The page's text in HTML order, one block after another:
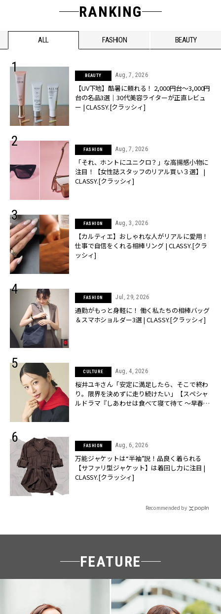
RANKING
ALL FASHION BEAUTY
BEAUTY Aug, 7, 2026
【UV下地】酷暑に頼れる！ 2,000円台〜3,000円
台の名品3選｜30代美容ライターが正直レビュ
ー | CLASSY.[クラッシィ]
FASHION Aug, 7, 2026
「それ、ホントにユニクロ？」な高揚感小物に
注目！【女性誌スタッフのリアル買い３選】 |
CLASSY.[クラッシィ]
FASHION Aug, 3, 2026
【カルティエ】おしゃれな人がリアルに愛用！
仕事で自信をくれる相棒リング | CLASSY.[クラ
ッシィ]
FASHION Jul, 29, 2026
通勤がもっと身軽に！ 働く私たちの相棒バッグ
＆スマホショルダー3選 | CLASSY.[クラッシィ]
CULTURE Aug, 4, 2026
桜井ユキさん「安定に満足したら、そこで終わ
り。限界を決めずに走り続けたい」【スペシャ
ルドラマ『しあわせは食べて寝て待て ～早春の
FASHION Aug, 6, 2026
万能ジャケットは“半袖”説！品良く着られる
【サファリ型ジャケット】は着回し力に注目 |
CLASSY.[クラッシィ]
Recommended by
FEATURE